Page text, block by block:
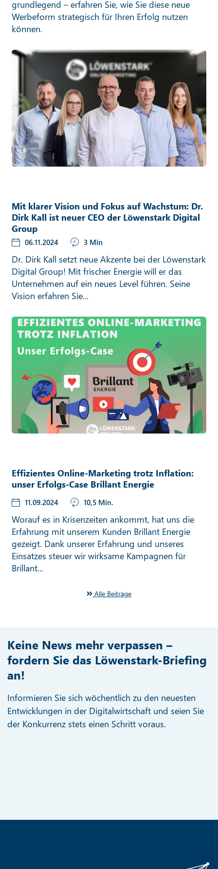
grundlegend – erfahren Sie, wie Sie diese neue
Werbeform strategisch für Ihren Erfolg nutzen
können.
Mit klarer Vision und Fokus auf Wachstum: Dr.
Dirk Kall ist neuer CEO der Löwenstark Digital
Group
06.11.2024 3 Min
Dr. Dirk Kall setzt neue Akzente bei der Löwenstark
Digital Group! Mit frischer Energie will er das
Unternehmen auf ein neues Level führen. Seine
Vision erfahren Sie...
Effizientes Online-Marketing trotz Inflation:
unser Erfolgs-Case Brillant Energie
11.09.2024 10,5 Min.
Worauf es in Krisenzeiten ankommt, hat uns die
Erfahrung mit unserem Kunden Brillant Energie
gezeigt. Dank unserer Erfahrung und unseres
Einsatzes steuer wir wirksame Kampagnen für
Brillant...
Alle Beiträge
Keine News mehr verpassen –
fordern Sie das Löwenstark-Briefing
an!
Informieren Sie sich wöchentlich zu den neuesten
Entwicklungen in der Digitalwirtschaft und seien Sie
der Konkurrenz stets einen Schritt voraus.